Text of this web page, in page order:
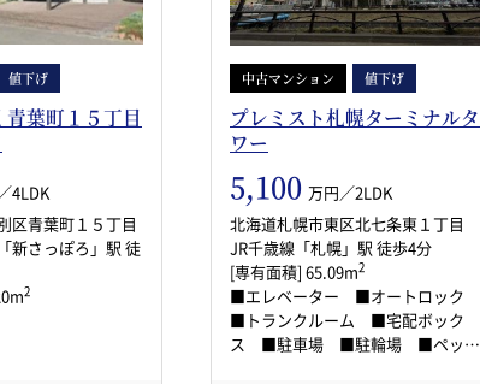
値下げ
葉町１５丁目
4LDK
区青葉町１５丁目
新さっぽろ」駅 徒
2
中古マンション 値下げ
プレミスト札幌ターミナルタ
ワー
5,100 万円／2LDK
北海道札幌市東区北七条東１丁目
JR千歳線「札幌」駅 徒歩4分
[専有面積] 65.09m2
■エレベーター ■オートロック
■トランクルーム ■宅配ボック
ス ■駐車場 ■駐輪場 ■ペット